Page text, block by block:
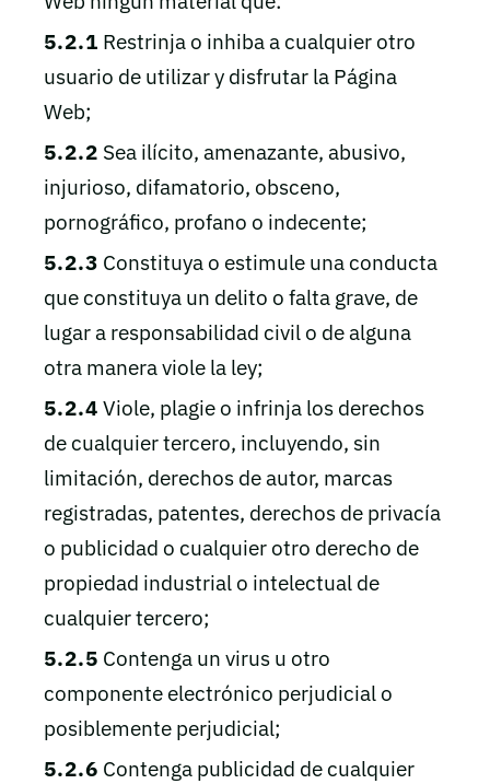
5.2.1 Restrinja o inhiba a cualquier otro
usuario de utilizar y disfrutar la Página
Web;
5.2.2 Sea ilícito, amenazante, abusivo,
injurioso, difamatorio, obsceno,
pornográfico, profano o indecente;
5.2.3 Constituya o estimule una conducta
que constituya un delito o falta grave, de
lugar a responsabilidad civil o de alguna
otra manera viole la ley;
5.2.4 Viole, plagie o infrinja los derechos
de cualquier tercero, incluyendo, sin
limitación, derechos de autor, marcas
registradas, patentes, derechos de privacía
o publicidad o cualquier otro derecho de
propiedad industrial o intelectual de
cualquier tercero;
5.2.5 Contenga un virus u otro
componente electrónico perjudicial o
posiblemente perjudicial;
5.2.6 Contenga publicidad de cualquier